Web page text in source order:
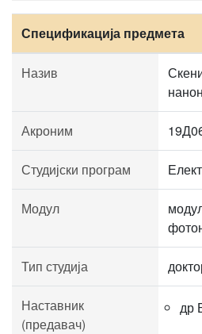
Спецификација предмета
Назив
Акроним
Студијски програм
Модул
Тип студија
Наставник
(предавач)
др